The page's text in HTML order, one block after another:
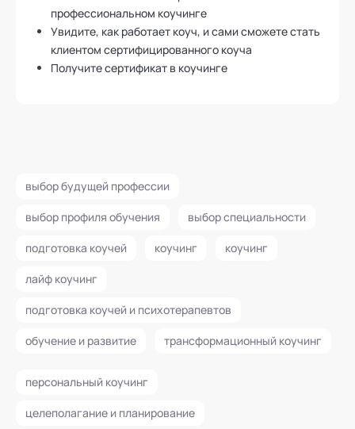
профессиональном коучинге
Увидите, как работает коуч, и сами сможете стать
клиентом сертифицированного коуча
Получите сертификат в коучинге
выбор будущей профессии
выбор профиля обучения выбор специальности
подготовка коучей коучинг коучинг
лайф коучинг
подготовка коучей и психотерапевтов
обучение и развитие трансформационный коучинг
персональный коучинг
целеполагание и планирование